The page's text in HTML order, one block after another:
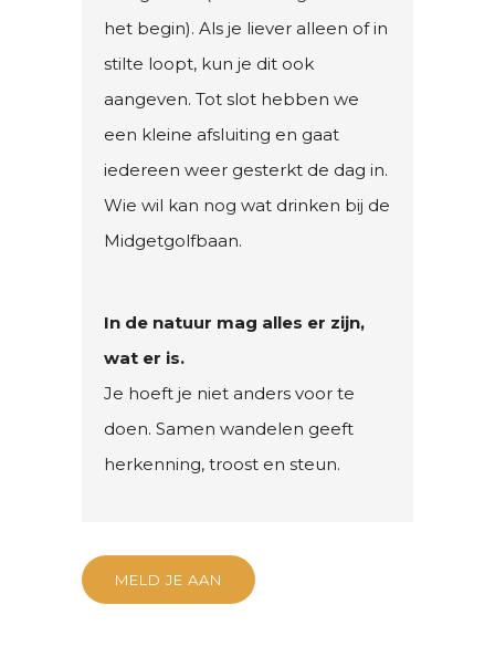
het begin). Als je liever alleen of in
stilte loopt, kun je dit ook
aangeven. Tot slot hebben we
een kleine afsluiting en gaat
iedereen weer gesterkt de dag in.
Wie wil kan nog wat drinken bij de
Midgetgolfbaan.
In de natuur mag alles er zijn,
wat er is.
Je hoeft je niet anders voor te
doen. Samen wandelen geeft
herkenning, troost en steun.
MELD JE AAN